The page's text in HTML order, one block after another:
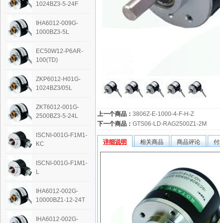
1024BZ3-5-24F
IHA6012-009G-
1000BZ3-5L
EC50W12-P6AR-
100(TD)
ZKP6012-H01G-
1024BZ3/05L
ZKT6012-001G-
2500BZ3-5-24L
ISCNI-001G-F1M1-
KC
ISCNI-001G-F1M1-
L
IHA6012-002G-
10000BZ1-12-24T
IHA6012-002G-
上一个商品： 3806Z-E-1000-4-F-H-Z
下一个商品： GTS06-LD-RAG2500Z1-2M
详细说明 相关商品 商品评论